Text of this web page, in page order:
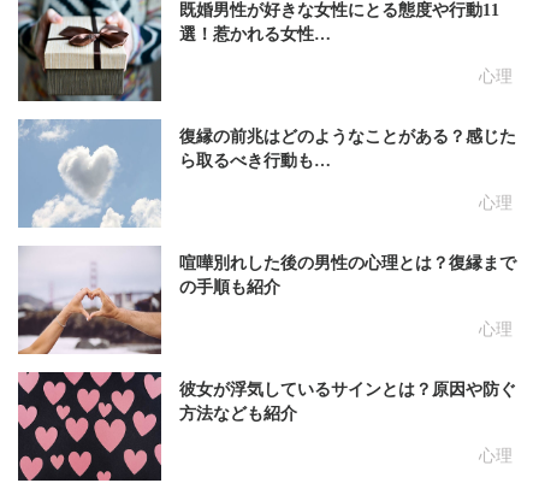
心理
既婚男性が好きな女性にとる態度や行動11
選！惹かれる女性…
心理
復縁の前兆はどのようなことがある？感じた
ら取るべき行動も…
心理
喧嘩別れした後の男性の心理とは？復縁まで
の手順も紹介
心理
彼女が浮気しているサインとは？原因や防ぐ
方法なども紹介